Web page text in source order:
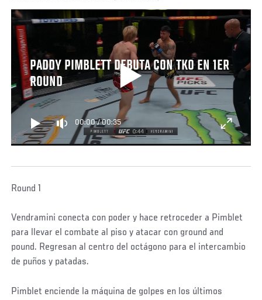
PADDY PIMBLETT DEBUTA CON TKO EN 1ER
ROUND
00:00/00:35
Round 1
Vendramini conecta con poder y hace retroceder a Pimblet
para llevar el combate al piso y atacar con ground and
pound. Regresan al centro del octágono para el intercambio
de puños y patadas.
Pimblet enciende la máquina de golpes en los últimos